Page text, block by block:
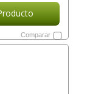
Comparar